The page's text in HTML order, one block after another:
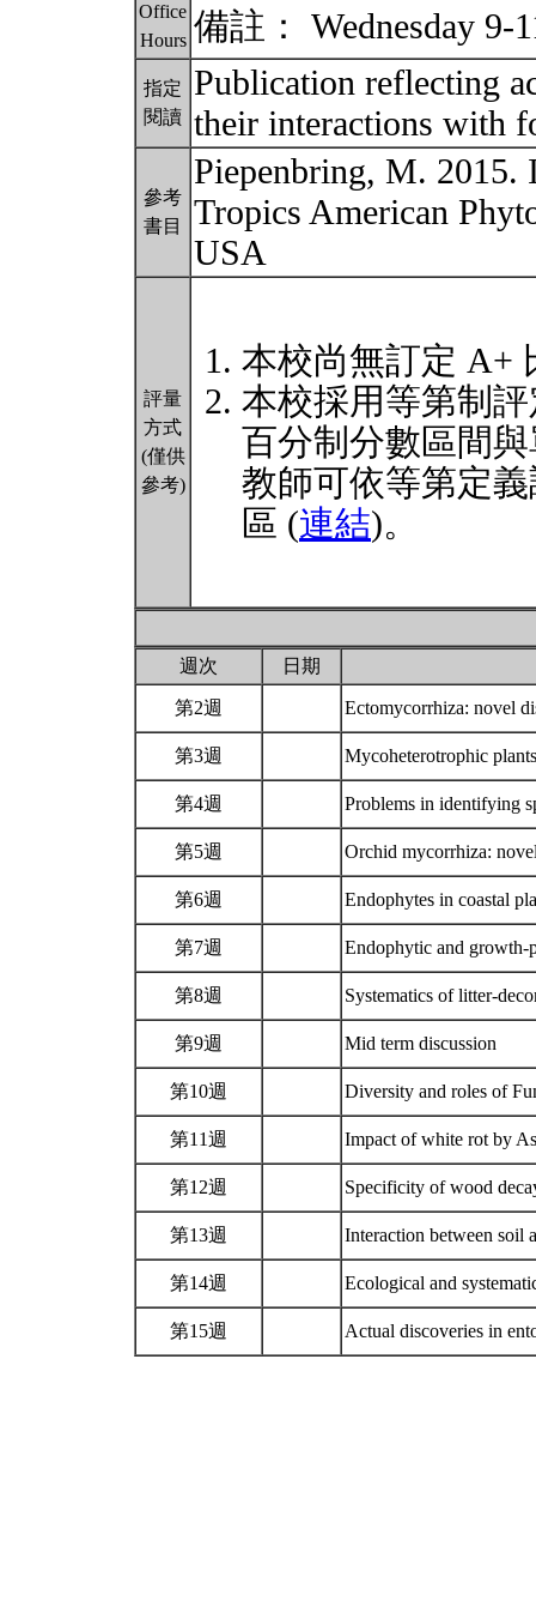
Office
Hours 備註： Wednesday 9-
指定
閱讀
Publication reflecting
their interactions with
參考
書目
Piepenbring, M.
Tropics American
USA
評量
方式
(僅供
參考)
本校尚無訂定 A+
本校採用等第制
百分制分數區間
教師可依等第定
區 (連結)。
週次 日期
第2週 Ectomycorrhiza: novel
第3週 Mycoheterotrophic
第4週 Problems in identifying
第5週 Orchid mycorrhiza:
第6週 Endophytes in coastal
第7週 Endophytic and
第8週 Systematics of litter-
第9週 Mid term discussion
第10週 Diversity and roles of
第11週 Impact of white rot by
第12週 Specificity of wood
第13週 Interaction between soil
第14週 Ecological and
第15週 Actual discoveries in